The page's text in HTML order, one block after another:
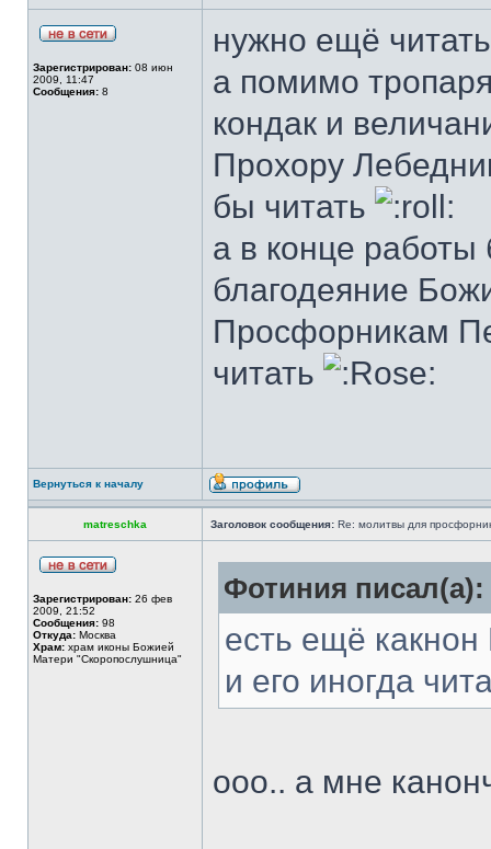
Зарегистрирован: 08 июн
2009, 11:47
Сообщения: 8
нужно ещё
а помимо
кондак и
Прохору
бы читать
а в конце работы
благодеяние
Просфорникам
читать
Вернуться к началу
matreschka Заголовок сообщения: Re: молитвы для
Зарегистрирован: 26 фев
2009, 21:52
Сообщения: 98
Откуда: Москва
Храм: храм иконы Божией
Матери "Скоропослушница"
Фотиния писал(а):
есть ещё
и его иногда
ооо.. а мне